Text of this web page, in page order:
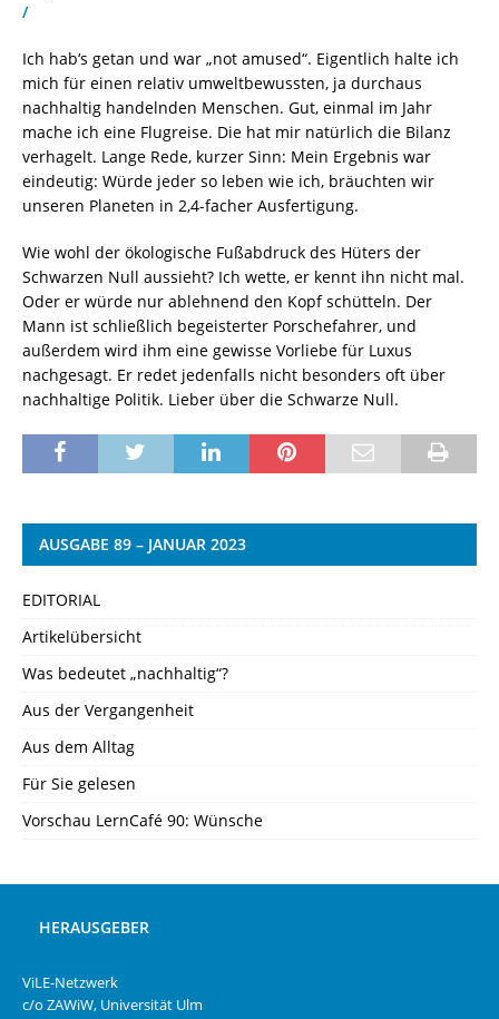
/
Ich hab‘s getan und war „not amused“. Eigentlich halte ich
mich für einen relativ umweltbewussten, ja durchaus
nachhaltig handelnden Menschen. Gut, einmal im Jahr
mache ich eine Flugreise. Die hat mir natürlich die Bilanz
verhagelt. Lange Rede, kurzer Sinn: Mein Ergebnis war
eindeutig: Würde jeder so leben wie ich, bräuchten wir
unseren Planeten in 2,4-facher Ausfertigung.
Wie wohl der ökologische Fußabdruck des Hüters der
Schwarzen Null aussieht? Ich wette, er kennt ihn nicht mal.
Oder er würde nur ablehnend den Kopf schütteln. Der
Mann ist schließlich begeisterter Porschefahrer, und
außerdem wird ihm eine gewisse Vorliebe für Luxus
nachgesagt. Er redet jedenfalls nicht besonders oft über
nachhaltige Politik. Lieber über die Schwarze Null.
AUSGABE 89 – JANUAR 2023
EDITORIAL
Artikelübersicht
Was bedeutet „nachhaltig“?
Aus der Vergangenheit
Aus dem Alltag
Für Sie gelesen
Vorschau LernCafé 90: Wünsche
HERAUSGEBER
ViLE-Netzwerk
c/o ZAWiW, Universität Ulm